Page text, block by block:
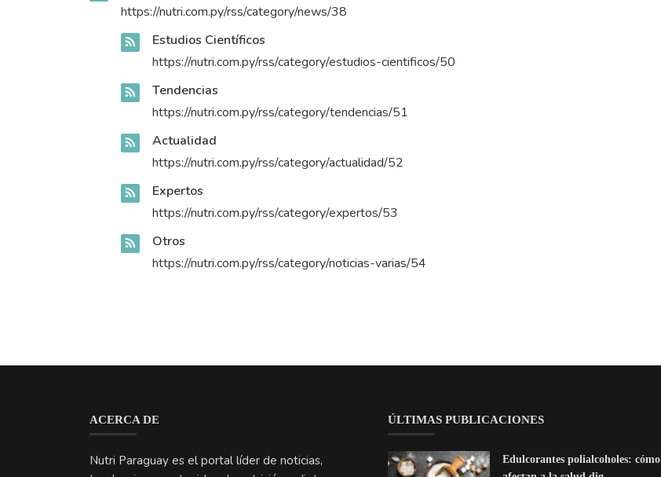
https://nutri.com.py/rss/category/news/38
Estudios Científicos
https://nutri.com.py/rss/category/estudios-cientificos/50
Tendencias
https://nutri.com.py/rss/category/tendencias/51
Actualidad
https://nutri.com.py/rss/category/actualidad/52
Expertos
https://nutri.com.py/rss/category/expertos/53
Otros
https://nutri.com.py/rss/category/noticias-varias/54
ACERCA DE
Nutri Paraguay es el portal líder de noticias,
ÚLTIMAS PUBLICACIONES
Edulcorantes polialcoholes: cómo